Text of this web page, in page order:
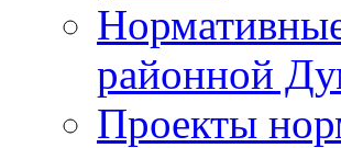
районной
Проекты